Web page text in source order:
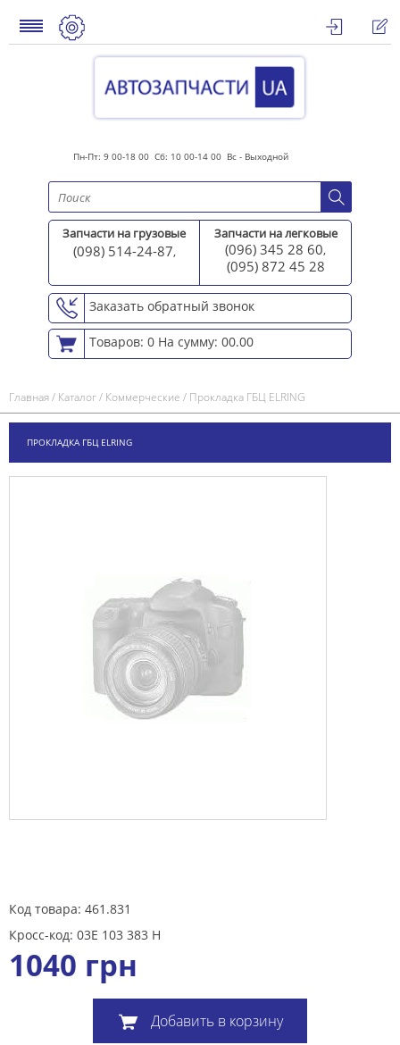
Пн-Пт: 9 00-18 00 Сб: 10 00-14 00 Вс - Выходной
Запчасти на грузовые
(098) 514-24-87,
Запчасти на легковые
(096) 345 28 60,
(095) 872 45 28
Заказать обратный звонок
Товаров: 0 На сумму: 00.00
Главная/ Каталог/ Коммерческие / Прокладка ГБЦ ELRING
ПРОКЛАДКА ГБЦ ELRING
Код товара: 461.831
Кросс-код: 03E 103 383 H
1040 грн
Добавить в корзину